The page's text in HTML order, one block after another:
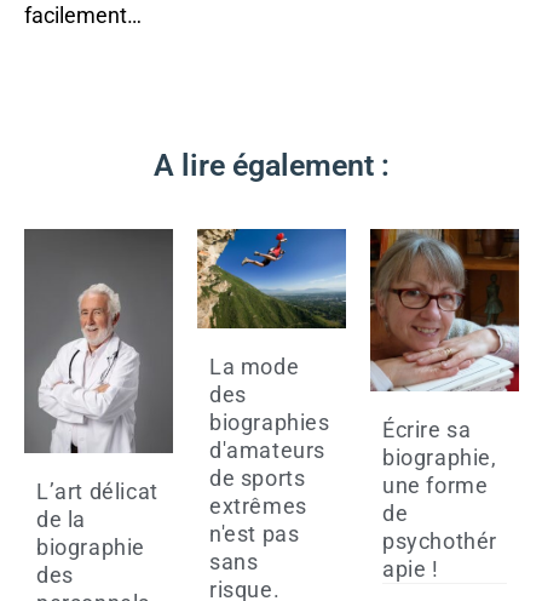
facilement…
A lire également :
L’art délicat
de la
biographie
des
La mode
des
biographies
d'amateurs
de sports
extrêmes
n'est pas
sans
risque.
Écrire sa
biographie,
une forme
de
psychothér
apie !